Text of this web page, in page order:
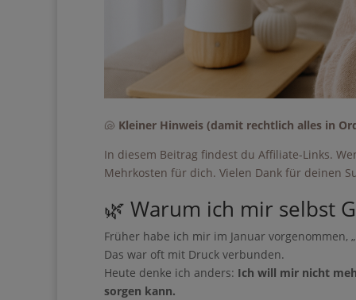
🐚 Kleiner Hinweis (damit rechtlich alles in
In diesem Beitrag findest du Affiliate-Links.
Mehrkosten für dich. Vielen Dank für deinen
🌿 Warum ich mir selbst
Früher habe ich mir im Januar vorgenommen,
Das war oft mit Druck verbunden.
Heute denke ich anders: Ich will mir nicht
sorgen kann.
Lade dir
du…
• dir trotzdem ein
• dir mehr Freiheit,
Pinterest kann eine
Eigenes aufzubauen
täglichen Social-